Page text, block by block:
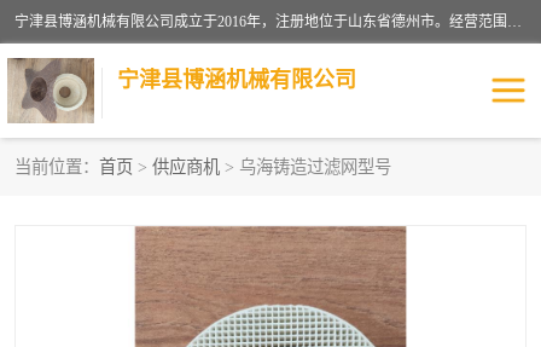
宁津县博涵机械有限公司成立于2016年，注册地位于山东省德州市。经营范围包括：机械设备研发、生产及销售，铸造用造型材料生产、销售，玻璃纤维及制品制造、销售，汽车零配件零售，机械零件、零部件加工，机械零件、零部件销售等；主要产品有：纤维过滤网,陶瓷过滤器,泡沫陶瓷过滤器,耐高温纤维过滤器,铸铁过滤器,铸铜过滤网,铸铝过滤网,铝轮毂过滤网,高效过滤网,高效陶瓷过滤网,高效纤维过滤网。
宁津县博涵机械有限公司
当前位置： 首页 > 供应商机 > 乌海铸造过滤网型号
挡渣棉
避脏网